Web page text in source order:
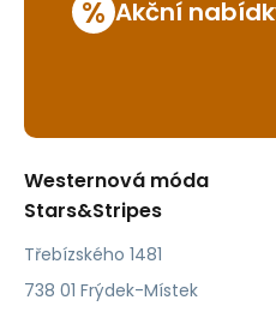
% Akční
Westernová móda
Stars&Stripes
Třebízského 1481
738 01 Frýdek-Místek